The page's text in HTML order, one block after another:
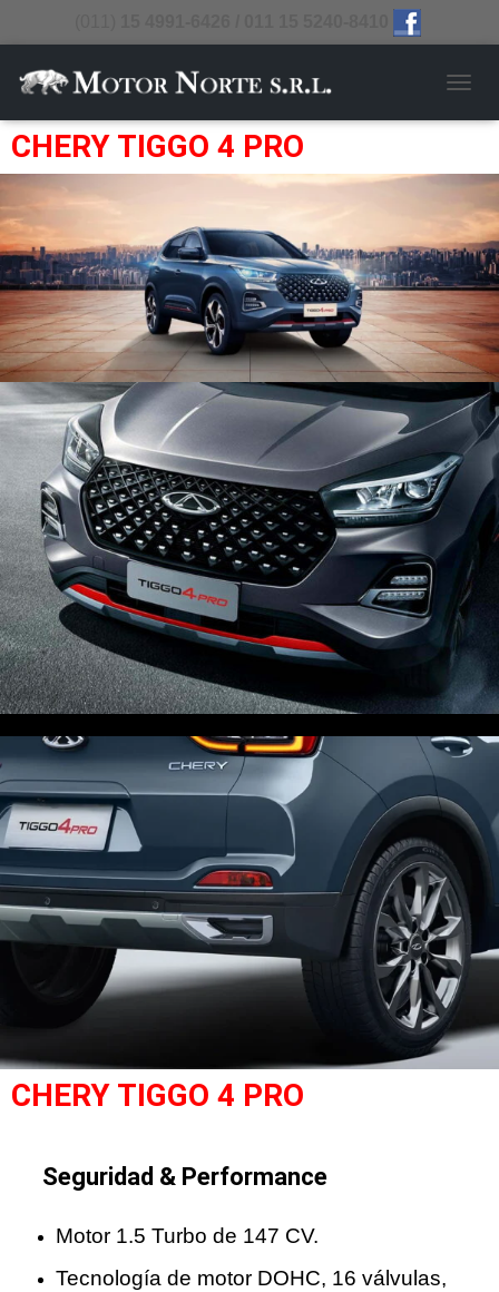
CHERY TIGGO 4 PRO
CHERY TIGGO 4 PRO
Seguridad & Performance
Motor 1.5 Turbo de 147 CV.
Tecnología de motor DOHC, 16 válvulas,